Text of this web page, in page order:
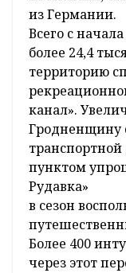
из Германии.
Всего с
более 24,4
территорию
канал».
Гродненщину
транспортной
пунктом
Рудавка»
в сезон
Более 400
через этот